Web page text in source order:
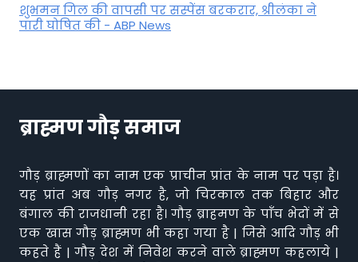
शुभमन गिल की वापसी पर सस्पेंस बरकरार, श्रीलंका ने
पारी घोषित की - ABP News
ब्राह्मण गौड़ समाज
गौड़ ब्राह्मणों का नाम एक प्राचीन प्रांत के नाम पर पड़ा है।
यह प्रांत अब गौड़ नगर है, जो चिरकाल तक बिहार और
बंगाल की राजधानी रहा है। गौड़ ब्राहमण के पाँच भेदों में से
एक खास गौड़ ब्राह्मण भी कहा गया है | जिसे आदि गौड़ भी
कहते हैं | गौड़ देश में निवेश करने वाले ब्राह्मण कहलाये |